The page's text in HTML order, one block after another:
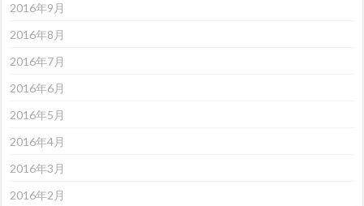
2016年9月
2016年8月
2016年7月
2016年6月
2016年5月
2016年4月
2016年3月
2016年2月